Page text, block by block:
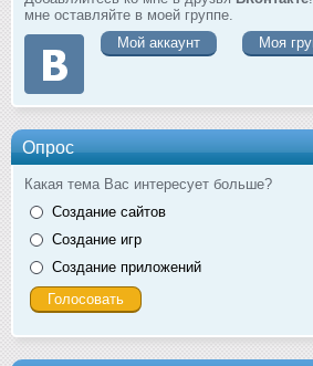
мне оставляйте в моей группе.
Мой аккаунт
Моя
Опрос
Какая тема Вас интересует больше?
Создание сайтов
Создание игр
Создание приложений